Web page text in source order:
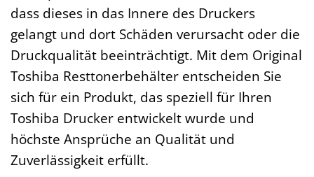
dass dieses in das Innere des Druckers
gelangt und dort Schäden verursacht oder die
Druckqualität beeinträchtigt. Mit dem Original
Toshiba Resttonerbehälter entscheiden Sie
sich für ein Produkt, das speziell für Ihren
Toshiba Drucker entwickelt wurde und
höchste Ansprüche an Qualität und
Zuverlässigkeit erfüllt.